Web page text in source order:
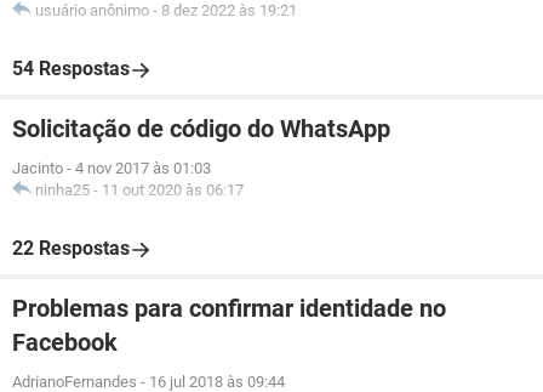
usuário anônimo - 8 dez 2022 às 19:21
54 Respostas
Solicitação de código do WhatsApp
Jacinto - 4 nov 2017 às 01:03
ninha25 - 11 out 2020 às 06:17
22 Respostas
Problemas para confirmar identidade no
Facebook
AdrianoFernandes - 16 jul 2018 às 09:44